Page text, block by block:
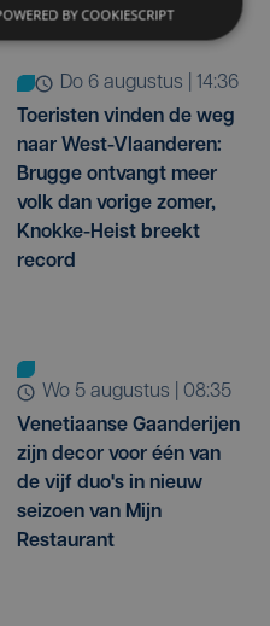
do 6 augustus | 14:36
Toeristen vinden de weg
naar West-Vlaanderen:
Brugge ontvangt meer
volk dan vorige zomer,
Knokke-Heist breekt
record
wo 5 augustus | 08:35
Venetiaanse Gaanderijen
zijn decor voor één van
de vijf duo's in nieuw
seizoen van Mijn
Restaurant
BY COOKIESCRIPT